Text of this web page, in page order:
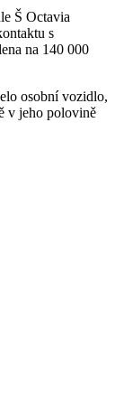
Š Octavia
s
na 140 000
osobní vozidlo,
v jeho polovině